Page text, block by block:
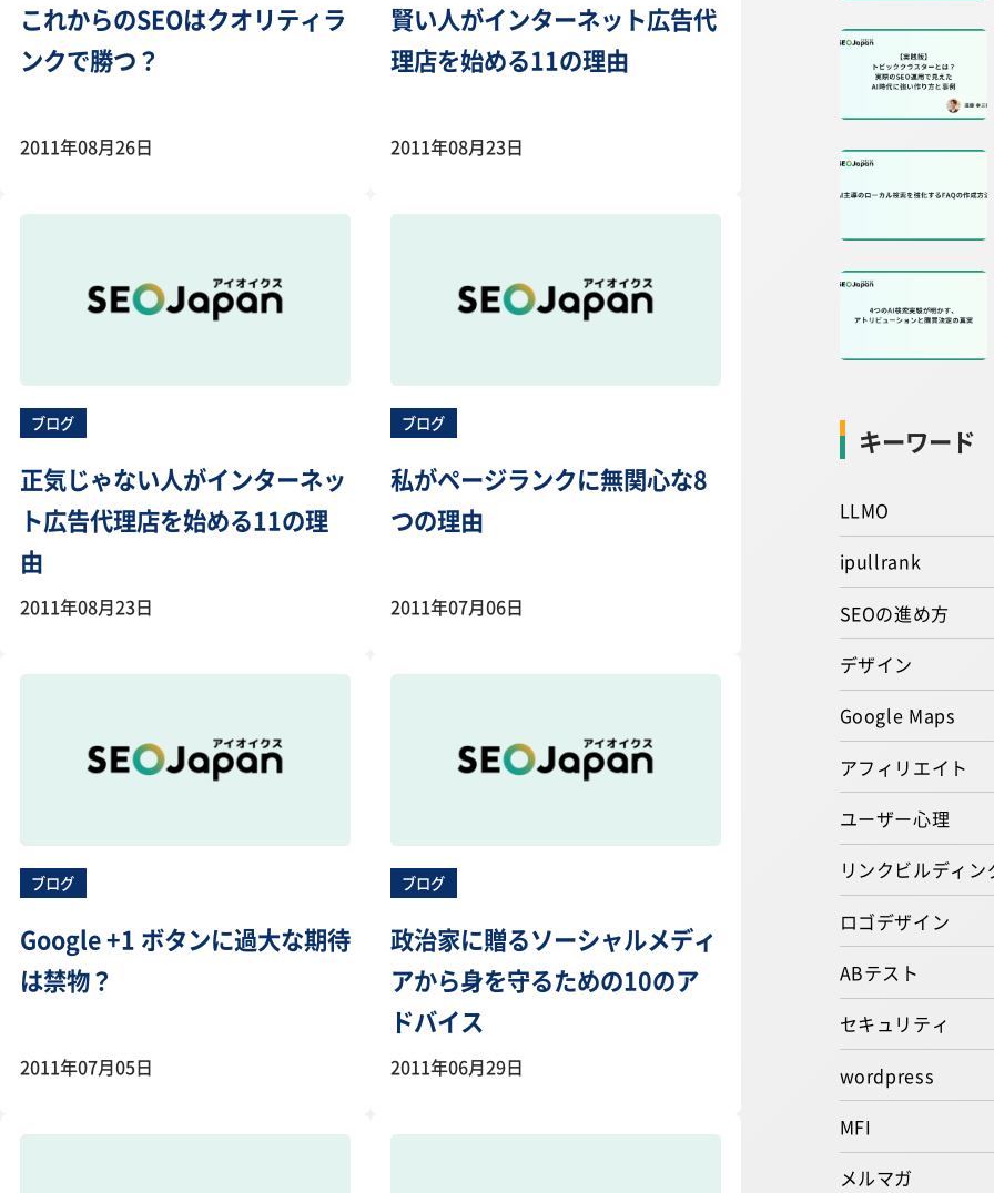
これからのSEOはクオリティラ
ンクで勝つ？
2011年08月26日
賢い人がインターネット広告代
理店を始める11の理由
2011年08月23日
ブログ
正気じゃない人がインターネッ
ト広告代理店を始める11の理
由
2011年08月23日
ブログ
私がページランクに無関心な8
つの理由
2011年07月06日
ブログ
Google +1 ボタンに過大な期待
は禁物？
2011年07月05日
ブログ
政治家に贈るソーシャルメディ
アから身を守るための10のア
ドバイス
2011年06月29日
キーワード
LLMO
ipullrank
SEOの進め方
デザイン
Google Maps
アフィリエイト
ユーザー心理
リンクビルディン
ロゴデザイン
ABテスト
セキュリティ
wordpress
MFI
メルマガ